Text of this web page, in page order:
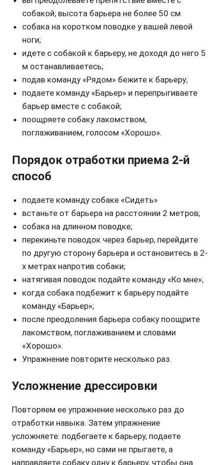
собакой; высота барьера не более 50 см
собака на коротком поводке у вашей левой
ноги;
идете с собакой к барьеру, не доходя до него 5
м останавливаетесь;
подав команду «Рядом» бежите к барьеру;
подаете команду «Барьер» и перепрыгиваете
барьер вместе с собакой;
поощряете собаку лакомством,
поглаживанием, голосом «Хорошо».
Порядок отработки приема 2-й
способ
подаете команду собаке «Сидеть»
встаньте от барьера на расстоянии 2 метров;
собака на длинном поводке;
перекиньте поводок через барьер, перейдите
по другую сторону барьера и остановитесь в 2-
х метрах напротив собаки;
натягивая поводок подайте команду «Ко мне»;
когда собака подбежит к барьеру подайте
команду «Барьер»;
после преодоления барьера собаку поощрите
лакомством, поглаживанием и словами
«Хорошо».
Упражнение повторите несколько раз.
Усложнение дрессировки
Повторяем ее упражнение несколько раз до
отработки навыка. Затем упражнение
усложняете: подбегаете к барьеру, подаете
команду «Барьер», но сами не прыгаете, а
направляете собаку одну к барьеру, чтобы она